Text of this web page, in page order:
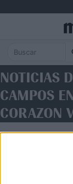
NOTICIAS
CAMPOS
CORAZON